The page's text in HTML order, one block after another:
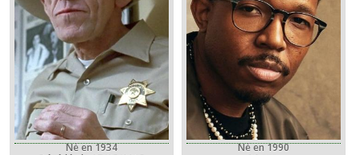
Né en 1934
Né en 1990